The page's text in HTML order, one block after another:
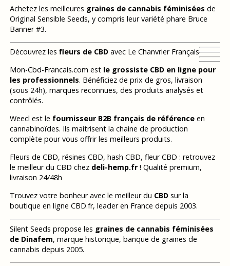
Achetez les meilleures graines de cannabis féminisées de
Original Sensible Seeds, y compris leur variété phare Bruce
Banner #3.
Découvrez les fleurs de CBDavec Le Chanvrier Français
Mon-Cbd-Francais.com est le grossiste CBD en ligne pour
les professionnels. Bénéficiez de prix de gros, livraison
(sous 24h), marques reconnues, des produits analysés et
contrôlés.
Weecl est le fournisseur B2B français de référenceen
cannabinoïdes. Ils maitrisent la chaine de production
complète pour vous offrir les meilleurs produits.
Fleurs de CBD, résines CBD, hash CBD, fleur CBD : retrouvez
le meilleur du CBD chez deli-hemp.fr! Qualité premium,
livraison 24/48h
Trouvez votre bonheur avec le meilleur du CBDsur la
boutique en ligne CBD.fr, leader en France depuis 2003.
Silent Seeds propose les graines de cannabis féminisées
de Dinafem, marque historique, banque de graines de
cannabis depuis 2005.